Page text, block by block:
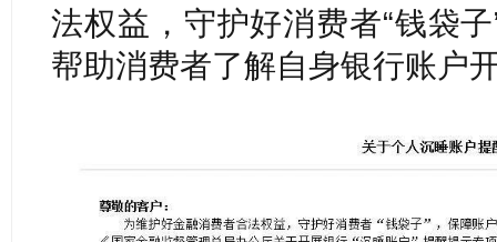
法权益，守护好消费者“钱袋
帮助消费者了解自身银行账户